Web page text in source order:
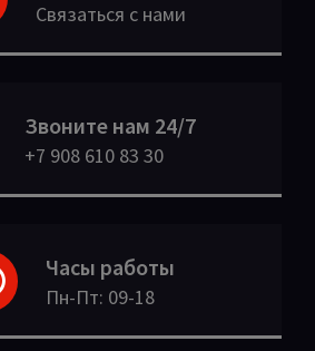
Связаться с нами
Звоните нам 24/7
+7 908 610 83 30
Часы работы
Пн-Пт: 09-18